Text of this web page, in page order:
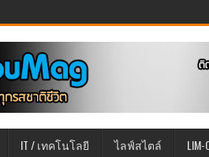
IT / เทคโนโลยี ไลฟ์สไตล์ LIM-